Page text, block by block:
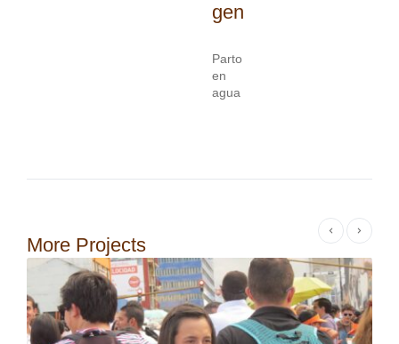
gen
Parto
en
agua
More Projects